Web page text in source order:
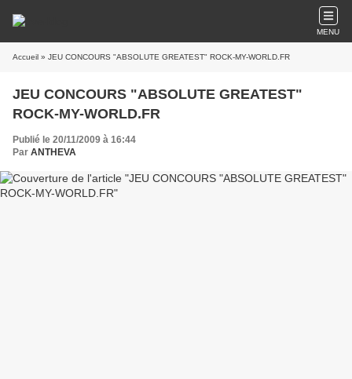
MENU
Accueil » JEU CONCOURS "ABSOLUTE GREATEST" ROCK-MY-WORLD.FR
JEU CONCOURS "ABSOLUTE GREATEST"
ROCK-MY-WORLD.FR
Publié le 20/11/2009 à 16:44
Par ANTHEVA